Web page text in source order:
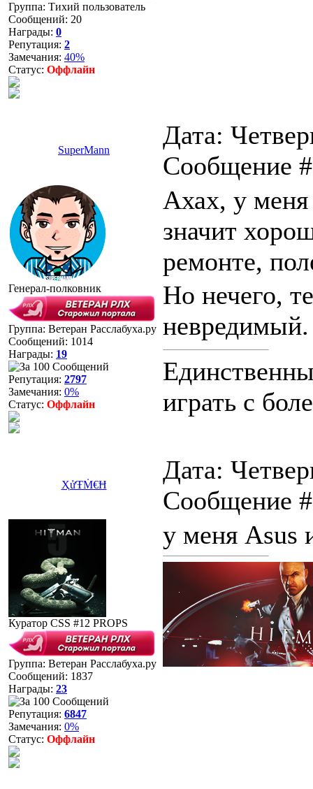
Группа: Тихий пользователь
Сообщений: 20
Награды: 0
Репутация: 2
Замечания: 40%
Статус: Оффлайн
SuperMann
Дата:
Сообщение
Генерал-полковник
Группа: Ветеран Расслабуха.ру
Сообщений: 1014
Награды: 19
Репутация: 2797
Замечания: 0%
Статус: Оффлайн
Ахах, у
значит
ремонте,
Но нечего,
играть с
ҲửŦṀ€Ħ
Дата:
Сообщение
Куратор CSS #12 PROPS
Группа: Ветеран Расслабуха.ру
Сообщений: 1837
Награды: 23
Репутация: 6847
Замечания: 0%
Статус: Оффлайн
у меня Asus